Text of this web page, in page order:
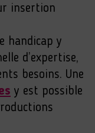
insertion
handicap y
d’expertise,
besoins. Une
y est possible